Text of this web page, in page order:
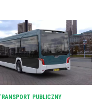
PUBLICZNY